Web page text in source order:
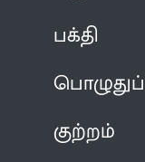
பக்தி
குற்றம்